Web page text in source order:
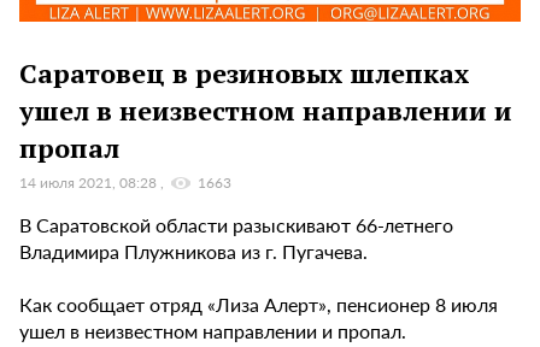
Саратовец в резиновых шлепках
ушел в неизвестном направлении и
пропал
14 июля 2021, 08:28 1663
В Саратовской области разыскивают 66-летнего
Владимира Плужникова из г. Пугачева.
Как сообщает отряд «Лиза Алерт», пенсионер 8 июля
ушел в неизвестном направлении и пропал.